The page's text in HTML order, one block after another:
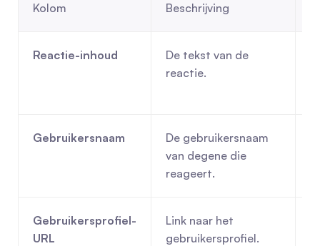
Kolom Beschrijving
Reactie-inhoud
De tekst van de
reactie.
Gebruikersnaam
De gebruikersnaam
van degene die
reageert.
Gebruikersprofiel-
URL
Link naar het
gebruikersprofiel.